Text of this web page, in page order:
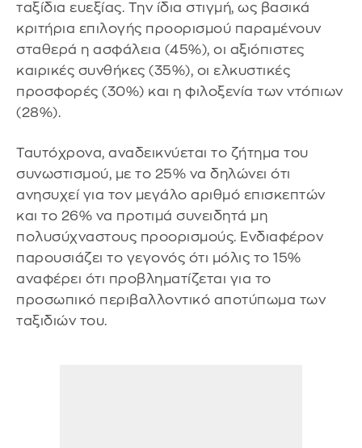
ταξίδια ευεξίας. Την ίδια στιγμή, ως βασικά
κριτήρια επιλογής προορισμού παραμένουν
σταθερά η ασφάλεια (45%), οι αξιόπιστες
καιρικές συνθήκες (35%), οι ελκυστικές
προσφορές (30%) και η φιλοξενία των ντόπιων
(28%).
Ταυτόχρονα, αναδεικνύεται το ζήτημα του
συνωστισμού, με το 25% να δηλώνει ότι
ανησυχεί για τον μεγάλο αριθμό επισκεπτών
και το 26% να προτιμά συνειδητά μη
πολυσύχναστους προορισμούς. Ενδιαφέρον
παρουσιάζει το γεγονός ότι μόλις το 15%
αναφέρει ότι προβληματίζεται για το
προσωπικό περιβαλλοντικό αποτύπωμα των
ταξιδιών του.